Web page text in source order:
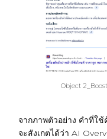
Object
จากภาพตัวอย่าง คำที่ใ
จะสังเกตได้ว่า AI